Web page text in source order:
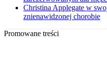
Christina Applegate w
znienawidzonej chorobie
Promowane treści